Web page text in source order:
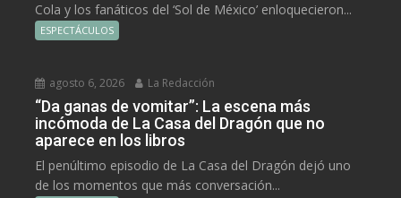
Cola y los fanáticos del ‘Sol de México’ enloquecieron...
ESPECTÁCULOS
agosto 6, 2026 La Redacción
“Da ganas de vomitar”: La escena más
incómoda de La Casa del Dragón que no
aparece en los libros
El penúltimo episodio de La Casa del Dragón dejó uno
de los momentos que más conversación...